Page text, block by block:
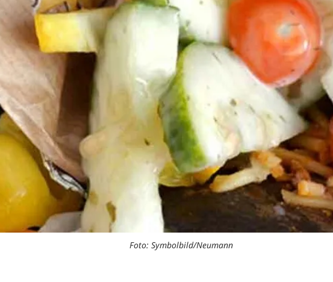
Foto: Symbolbild/Neumann